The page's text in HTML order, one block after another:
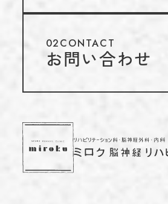
02CONTACT
お問い合わせ